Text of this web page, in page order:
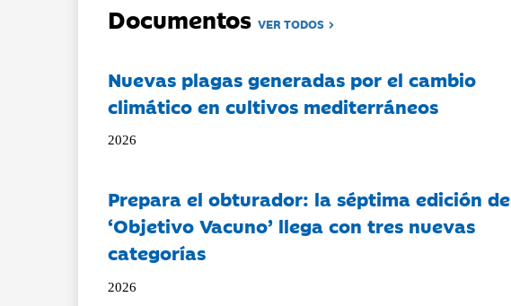
DocumentosVER TODOS
Nuevas plagas generadas por el cambio
climático en cultivos mediterráneos
2026
Prepara el obturador: la séptima edición de
‘Objetivo Vacuno’ llega con tres nuevas
categorías
2026